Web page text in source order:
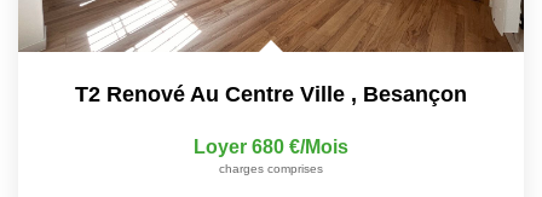
T2 Renové Au Centre Ville , Besançon
Loyer 680 €/mois
charges comprises